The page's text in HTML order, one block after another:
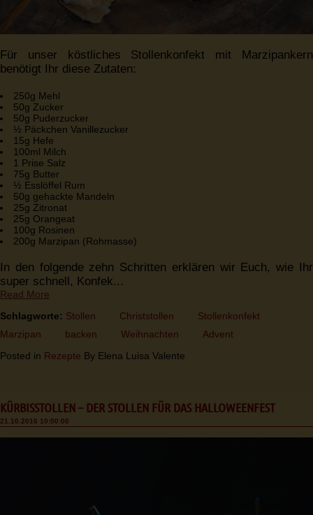
Für unser köstliches Stollenkonfekt mit Marzipankern
benötigt Ihr diese Zutaten:
250g Mehl
50g Zucker
50g Puderzucker
½ Päckchen Vanillezucker
15g Hefe
100ml Milch
1 Prise Salz
75g Butter
½ Esslöffel Rum
50g gehackte Mandeln
25g Zitronat
25g Orangeat
100g Rosinen
200g Marzipan (Rohmasse)
In den folgende zehn Schritten erklären wir Euch, wie Ihr
super schnell, Konfek...
Read More
Schlagworte: Stollen Christstollen
Stollenkonfekt
Marzipan
backen Weihnachten
Advent
Posted in Rezepte By Elena Luisa Valente
KÜRBISSTOLLEN – DER STOLLEN FÜR DAS HALLOWEENFEST
21.10.2016 10:00:00